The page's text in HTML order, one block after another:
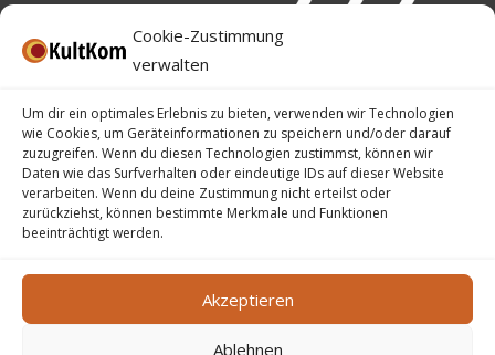
Cookie-Zustimmung
verwalten
Um dir ein optimales Erlebnis zu bieten, verwenden wir Technologien
wie Cookies, um Geräteinformationen zu speichern und/oder darauf
zuzugreifen. Wenn du diesen Technologien zustimmst, können wir
Daten wie das Surfverhalten oder eindeutige IDs auf dieser Website
verarbeiten. Wenn du deine Zustimmung nicht erteilst oder
zurückziehst, können bestimmte Merkmale und Funktionen
beeinträchtigt werden.
Akzeptieren
Ablehnen